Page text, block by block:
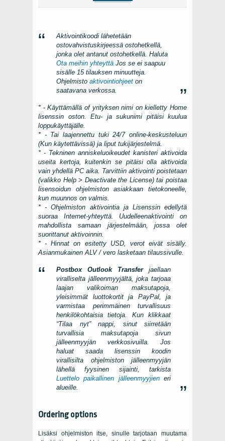
Aktivointikoodi lähetetään
ostovahvistuskirjeessä ostohetkellä,
jonka olet antanut ostohetkellä. Haluta
Ota meihin yhteyttä Jos se ei saapuu
sisälle 15 tilauksen minuutteja.
Ohjelmisto aktivointiohjeet on
saatavana verkossa.
* - Käyttämällä of yrityksen nimi on kielletty Home
lisenssin oston. Etu- ja sukunimi pitäisi kuulua
loppukäyttäjälle.
* - Tai laajennettu tuki 24/7 online-keskusteluun
(Kun käytettävissä) ja liput tukijärjestelmä.
* - Tekninen anniskeluoikeudet kanisteri aktivoida
useita kertoja, kuitenkin se pitäisi olla aktivoida
vain yhdellä PCaika. Tarvittiin aktivointi poistetaan
(valikko Help > Deactivate the License) tai poistaa
lisensoidun ohjelmiston asiakkaan tietokoneelle,
kun muunnos on valmis.
* - Ohjelmiston aktivointia ja Lisenssin edellytä
suoraa Internet-yhteyttä. Uudelleenaktivointi on
mahdollista samaan järjestelmään, jossa olet
suorittanut aktivoinnin.
* - Hinnat on esitetty USD, verot eivät sisälly.
Asianmukainen ALV / vero lasketaan tilaussivulle.
Postbox Outlook Transferjaellaan
viralliselta jälleenmyyjältä, joka tarjoaa
laajan valikoiman maksutapoja,
yleisimmät luottokortit ja PayPal, ja
varmistaa perimmäinen turvallisuus
henkilökohtaisia ​​tietoja. Kun klikkaat
“Tilaa nyt” nappi, sinut siirretään
turvallisia maksutapoja sivun
jälleenmyyjän verkkosivuilla. Jos
haluat saada lisenssin koodin
virallisilta ohjelmiston jälleenmyyjän
lähellä fyysinen sijainti, tarkista
Luettelo paikallinen jälleenmyyjieneri
alueille.
Ordering options
Lisäksi ohjelmiston itse, sinulle tarjotaan muutama